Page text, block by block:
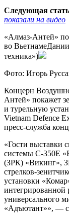
Следующая
показали на видео
«Алмаз-Антей»
во
техника»)
Фото: Игорь
Концерн
Антей» покажет
и турельную
Vietnam Defence
пресс-служба
«Гости выставки
системы С-350Е
(ЗРК) «Викинг»,
стрелков-
установки
интегрированной
универсального
«Адъютант»», —